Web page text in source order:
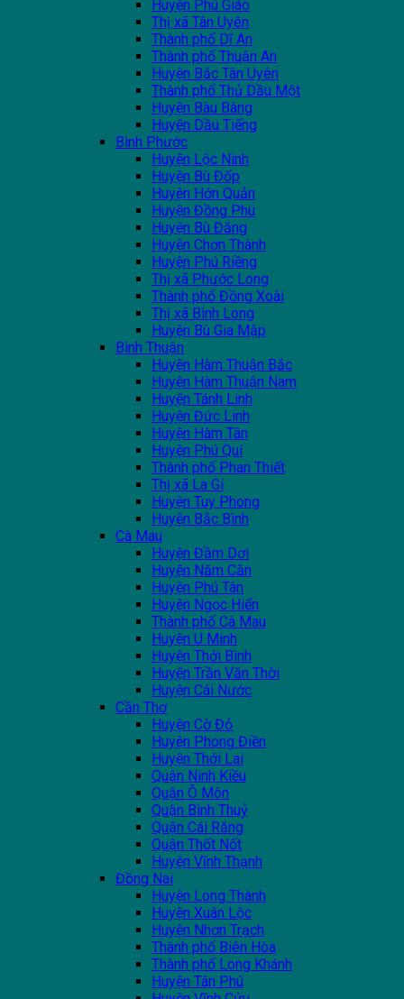
Huyện Phú Giáo
Thị xã Tân Uyên
Thành phố Dĩ An
Thành phố Thuận An
Huyện Bắc Tân Uyên
Thành phố Thủ Dầu Một
Huyện Bàu Bàng
Huyện Dầu Tiếng
Bình Phước
Huyện Lộc Ninh
Huyện Bù Đốp
Huyện Hớn Quản
Huyện Đồng Phú
Huyện Bù Đăng
Huyện Chơn Thành
Huyện Phú Riềng
Thị xã Phước Long
Thành phố Đồng Xoài
Thị xã Bình Long
Huyện Bù Gia Mập
Bình Thuận
Huyện Hàm Thuận Bắc
Huyện Hàm Thuận Nam
Huyện Tánh Linh
Huyện Đức Linh
Huyện Hàm Tân
Huyện Phú Quí
Thành phố Phan Thiết
Thị xã La Gi
Huyện Tuy Phong
Huyện Bắc Bình
Cà Mau
Huyện Đầm Dơi
Huyện Năm Căn
Huyện Phú Tân
Huyện Ngọc Hiển
Thành phố Cà Mau
Huyện U Minh
Huyện Thới Bình
Huyện Trần Văn Thời
Huyện Cái Nước
Cần Thơ
Huyện Cờ Đỏ
Huyện Phong Điền
Huyện Thới Lai
Quận Ninh Kiều
Quận Ô Môn
Quận Bình Thuỷ
Quận Cái Răng
Quận Thốt Nốt
Huyện Vĩnh Thạnh
Đồng Nai
Huyện Long Thành
Huyện Xuân Lộc
Huyện Nhơn Trạch
Thành phố Biên Hòa
Thành phố Long Khánh
Huyện Tân Phú